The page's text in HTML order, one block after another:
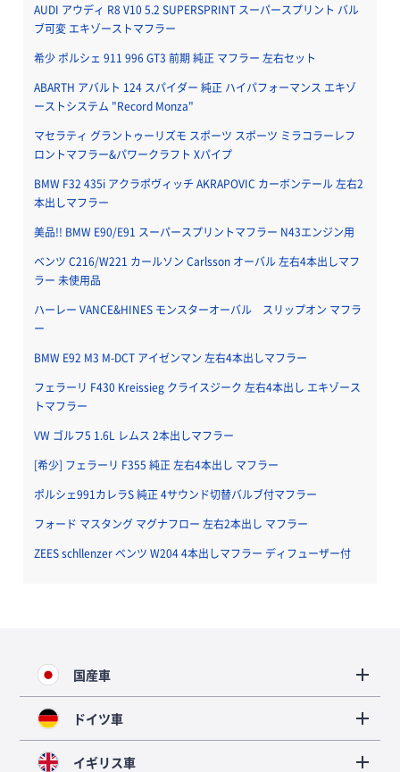
AUDI アウディ R8 V10 5.2 SUPERSPRINT スーパースプリント バル
ブ可変 エキゾーストマフラー
希少 ポルシェ 911 996 GT3 前期 純正 マフラー 左右セット
ABARTH アバルト 124 スパイダー 純正 ハイパフォーマンス エキゾ
ーストシステム "Record Monza"
マセラティ グラントゥーリズモ スポーツ スポーツ ミラコラーレフ
ロントマフラー&パワークラフト Xパイプ
BMW F32 435i アクラポヴィッチ AKRAPOVIC カーボンテール 左右2
本出しマフラー
美品!! BMW E90/E91 スーパースプリントマフラー N43エンジン用
ベンツ C216/W221 カールソン Carlsson オーバル 左右4本出しマフ
ラー 未使用品
ハーレー VANCE&HINES モンスターオーバル スリップオン マフラ
ー
BMW E92 M3 M-DCT アイゼンマン 左右4本出しマフラー
フェラーリ F430 Kreissieg クライスジーク 左右4本出し エキゾース
トマフラー
VW ゴルフ5 1.6L レムス 2本出しマフラー
[希少] フェラーリ F355 純正 左右4本出し マフラー
ポルシェ991カレラS 純正 4サウンド切替バルブ付マフラー
フォード マスタング マグナフロー 左右2本出し マフラー
ZEES schllenzer ベンツ W204 4本出しマフラー ディフューザー付
国産車
ドイツ車
イギリス車